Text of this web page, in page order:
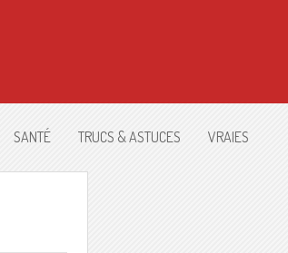
SANTÉ TRUCS & ASTUCES VRAIES